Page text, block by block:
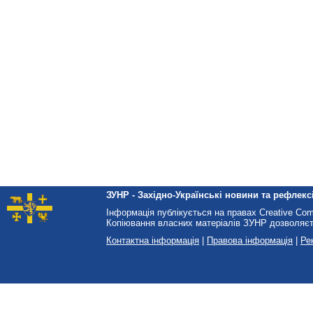
ЗУНР - Західно-Українські новини та
Інформація публікується на правах Creative
Копіювання власних матеріалів ЗУНР
Контактна інформація
Правова інформація